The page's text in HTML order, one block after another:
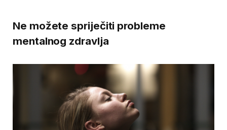
Ne možete spriječiti probleme
mentalnog zdravlja